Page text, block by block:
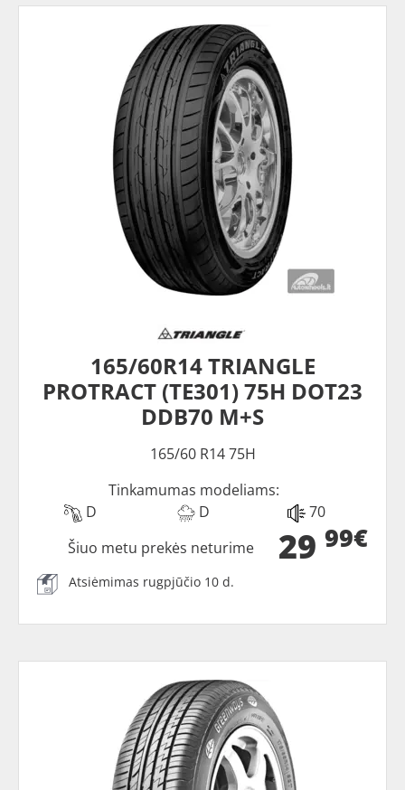
165/60R14 TRIANGLE
PROTRACT (TE301) 75H DOT23
DDB70 M+S
165/60 R14 75H
Tinkamumas modeliams:
D
D 70
29 99€
Šiuo metu prekės neturime
Atsiėmimas rugpjūčio 10 d.